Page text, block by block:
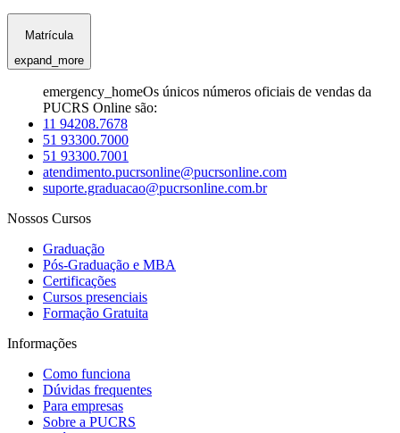
Matrícula
expand_more
emergency_homeOs únicos números oficiais de vendas da
PUCRS Online são:
11 94208.7678
51 93300.7000
51 93300.7001
atendimento.pucrsonline@pucrsonline.com
suporte.graduacao@pucrsonline.com.br
Nossos Cursos
Graduação
Pós-Graduação e MBA
Certificações
Cursos presenciais
Formação Gratuita
Informações
Como funciona
Dúvidas frequentes
Para empresas
Sobre a PUCRS